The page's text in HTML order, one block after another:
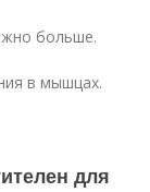
больше.
в мышцах.
для